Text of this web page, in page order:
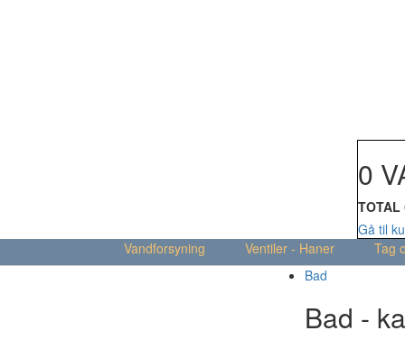
0
TOTAL
Gå til
Vandforsyning
Ventiler - Haner Tag
Bad
Bad -